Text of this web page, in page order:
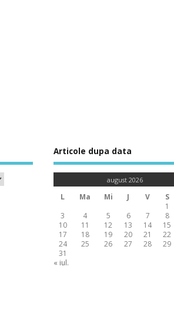
Articole dupa data
august 2026
L Ma Mi J V S
1
3
4 5 6 7 8
10
11 12 13 14 15
17
18 19 20 21 22
24
25 26 27 28 29
31
« iul.